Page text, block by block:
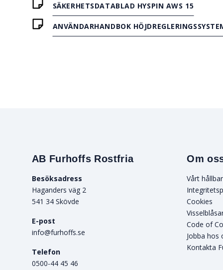
SÄKERHETSDATABLAD HYSPIN AWS 15
ANVÄNDARHANDBOK
AB Furhoffs Rostfria
Besöksadress
Haganders väg 2
541 34 Skövde
E-post
info@furhoffs.se
Telefon
0500-44 45 46
Om
Vårt
Cookies
Code of
Jobba hos
Kontakta